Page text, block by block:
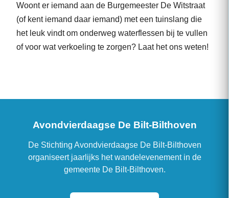
Woont er iemand aan de Burgemeester De Witstraat
(of kent iemand daar iemand) met een tuinslang die
het leuk vindt om onderweg waterflessen bij te vullen
of voor wat verkoeling te zorgen? Laat het ons weten!
Avondvierdaagse De Bilt-Bilthoven
De Stichting Avondvierdaagse De Bilt-Bilthoven
organiseert jaarlijks het wandelevenement in de
gemeente De Bilt-Bilthoven.